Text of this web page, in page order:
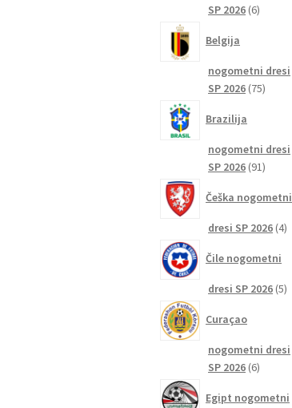
SP 2026 66
Belgija
nogometni dresi
SP 2026 7575
Brazilija
nogometni dresi
SP 2026 9191
Češka nogometni
dresi SP 2026 44
Čile nogometni
dresi SP 2026 55
Curaçao
nogometni dresi
SP 2026 66
Egipt nogometni